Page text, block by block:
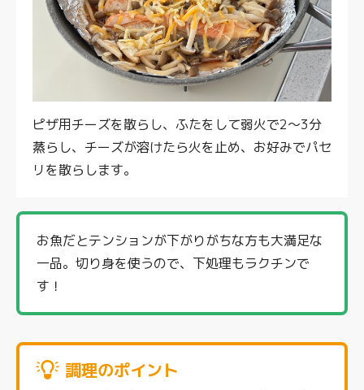
ピザ用チーズを散らし、ふたをして弱火で2〜3分
蒸らし、チーズが溶けたら火を止め、お好みでパセ
リを散らします。
お魚だとテンションが下がりがちな方も大満足な
一品。切り身を使うので、下処理もラクチンで
す！
調理のポイント